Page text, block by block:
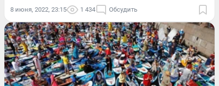
8 июня, 2022, 23:15 1 434 Обсудить